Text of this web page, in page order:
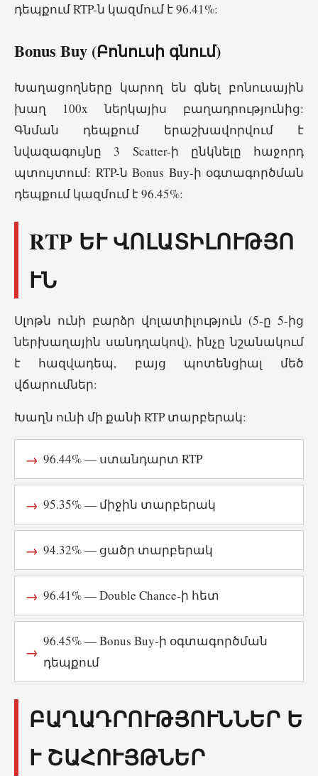
դեպքում RTP-ն կազմում է 96.41%:
Bonus Buy (Բոնուսի գնում)
Խաղացողները կարող են գնել բոնուսային
խաղ 100x ներկայիս բաղադրությունից:
Գնման դեպքում երաշխավորվում է
նվազագույնը 3 Scatter-ի ընկնելը հաջորդ
պտույտում: RTP-ն Bonus Buy-ի օգտագործման
դեպքում կազմում է 96.45%:
RTP ԵՒ ՎՈԼԱՏԻԼՈՒԹՅՈՒ
Ն
Սլոթն ունի բարձր վոլատիլություն (5-ը 5-ից
ներխաղային սանդղակով), ինչը նշանակում
է հազվադեպ, բայց պոտենցիալ մեծ
վճարումներ:
Խաղն ունի մի քանի RTP տարբերակ:
96.44% — ստանդարտ RTP
95.35% — միջին տարբերակ
94.32% — ցածր տարբերակ
96.41% — Double Chance-ի հետ
96.45% — Bonus Buy-ի օգտագործման
դեպքում
ԲԱՂԱԴՐՈՒԹՅՈՒՆՆԵՐ ԵՒ
ՇԱՀՈՒՅԹՆԵՐ